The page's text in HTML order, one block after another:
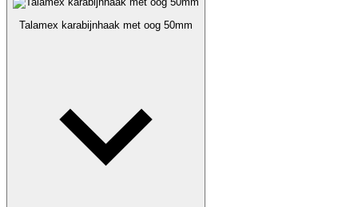
Talamex karabijnhaak met oog 50mm